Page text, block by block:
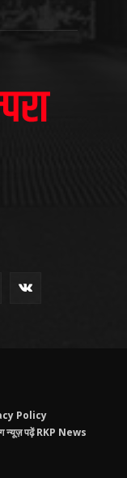
Policy
न्यूज़ पढ़ें RKP News